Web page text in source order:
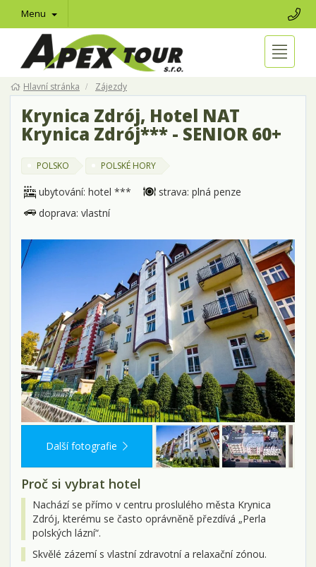
Menu
Hlavní stránka Zájezdy
Krynica Zdrój, Hotel NAT
Krynica Zdrój*** - SENIOR 60+
POLSKO POLSKÉ HORY
ubytování: hotel ***
strava: plná penze
doprava: vlastní
Další fotografie
Proč si vybrat hotel
Nachází se přímo v centru proslulého města Krynica
Zdrój, kterému se často oprávněně přezdívá „Perla
polských lázní“.
Skvělé zázemí s vlastní zdravotní a relaxační zónou.